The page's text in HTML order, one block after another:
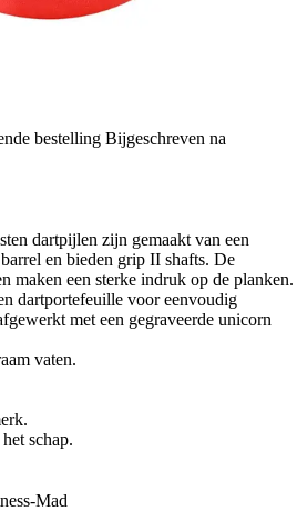
bestelling Bijgeschreven na
dartpijlen zijn gemaakt van een
en bieden grip II shafts. De
maken een sterke indruk op de planken.
dartportefeuille voor eenvoudig
met een gegraveerde unicorn
vaten.
schap.
Mad